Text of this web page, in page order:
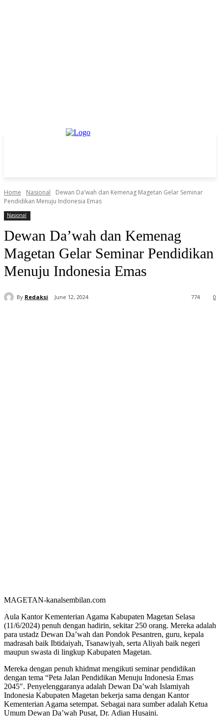
Home Nasional
Dewan Da'wah dan Kemenag Magetan Gelar Seminar
Pendidikan Menuju Indonesia Emas
Nasional
Dewan Da’wah dan Kemenag
Magetan Gelar Seminar Pendidikan
Menuju Indonesia Emas
By Redaksi June 12, 2024 0
774
MAGETAN-kanalsembilan.com
Aula Kantor Kementerian Agama Kabupaten Magetan Selasa
(11/6/2024) penuh dengan hadirin, sekitar 250 orang. Mereka adalah
para ustadz Dewan Da’wah dan Pondok Pesantren, guru, kepala
madrasah baik Ibtidaiyah, Tsanawiyah, serta Aliyah baik negeri
maupun swasta di lingkup Kabupaten Magetan.
Mereka dengan penuh khidmat mengikuti seminar pendidikan
dengan tema “Peta Jalan Pendidikan Menuju Indonesia Emas
2045″. Penyelenggaranya adalah Dewan Da’wah Islamiyah
Indonesia Kabupaten Magetan bekerja sama dengan Kantor
Kementerian Agama setempat. Sebagai nara sumber adalah Ketua
Umum Dewan Da’wah Pusat, Dr. Adian Husaini.